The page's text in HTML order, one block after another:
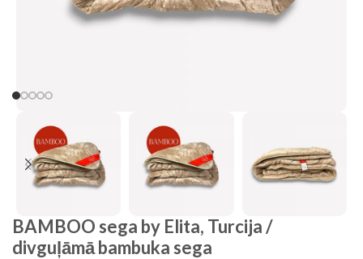
BAMBOO sega by Elita, Turcija /
divguļāmā bambuka sega